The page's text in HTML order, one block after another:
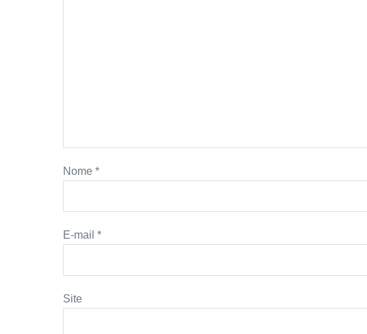
Nome *
E-mail *
Site